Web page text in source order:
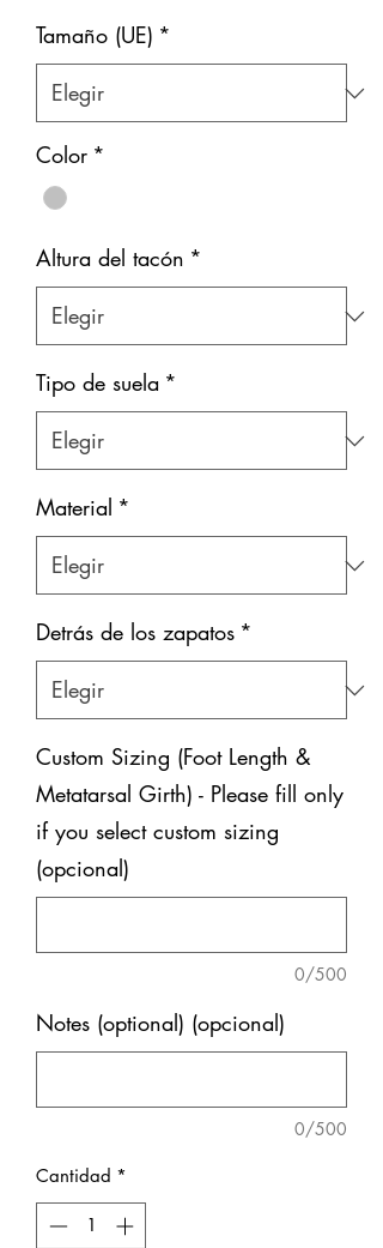
Tamaño (UE) *
Color *
Altura del tacón *
Tipo de suela *
Material *
Detrás de los zapatos *
Custom Sizing (Foot Length &
Metatarsal Girth) - Please fill only
if you select custom sizing
(opcional)
0/500
Notes (optional) (opcional)
0/500
Cantidad *